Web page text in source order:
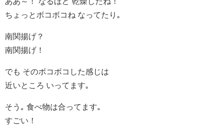
ちょっとボコボコね なってたり｡
南関揚げ？
南関揚げ！
でも そのボコボコした感じは
近いところ いってます｡
そう｡ 食べ物は合ってます｡
すごい！